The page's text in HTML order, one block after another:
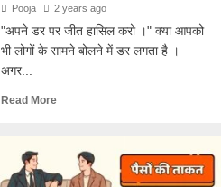
Pooja 2 years ago
"अपने डर पर जीत हासिल करो ।" क्या आपको
भी लोगों के सामने बोलने में डर लगता है ।
अगर...
Read More